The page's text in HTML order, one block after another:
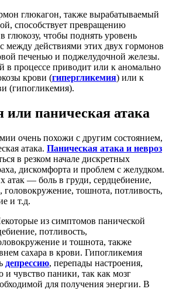
глюкагон, также вырабатываемый
способствует превращению
глюкозу, чтобы поднять уровень
между действиями этих двух гормонов
печенью и поджелудочной железы.
процессе приводит или к аномально
крови (гипергликемия) или к
(гипогликемия).
или паническая атака
очень похожи с другим состоянием,
атака. Паническая атака и невроз
в резком начале дискретных
дискомфорта и проблем с желудком.
— боль в груди, сердцебиение,
головокружение, тошнота, потливость,
и т.д.
из симптомов панической
потливость,
и тошнота, также
сахара в крови. Гипогликемия
депрессию, перепады настроения,
чувство паники, так как мозг
для получения энергии. В